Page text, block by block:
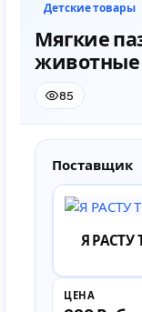
Детские товары
Мягкие
85
Поставщик
Я РАСТУ
ЦЕНА